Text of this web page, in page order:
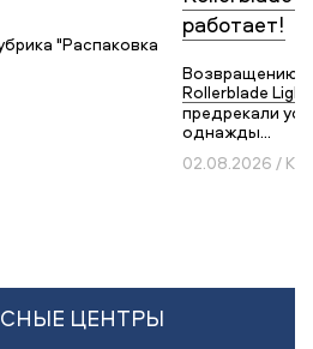
"Распаковка
работает!
Возвращению
Rollerblade
предрекали
однажды...
02.08.2026 /
ЦЕНТРЫ